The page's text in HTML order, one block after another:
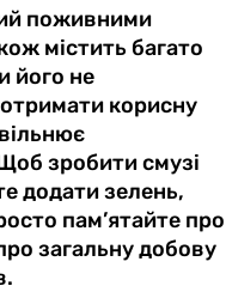
поживними
містить багато
його не
корисну
зробити смузі
додати зелень,
пам’ятайте про
загальну добову